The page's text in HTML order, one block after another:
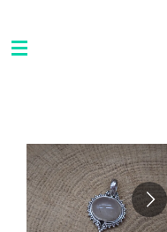
direct
naar